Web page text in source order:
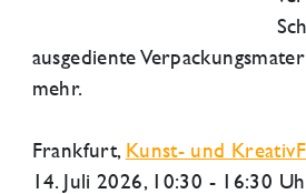
ausgediente
mehr.
Frankfurt, Kunst- und
14. Juli 2026, 10:30 - 16:30